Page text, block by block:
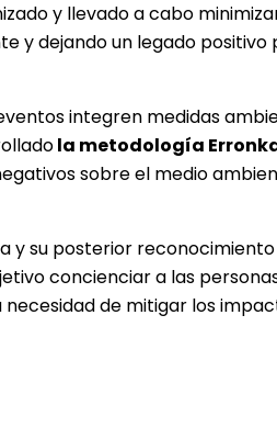
y llevado a cabo
y dejando un legado
integren medidas
la metodología
sobre el medio
y su posterior
concienciar a las
de mitigar los